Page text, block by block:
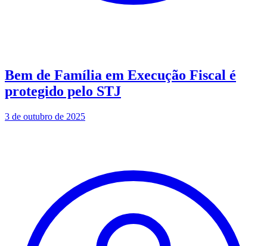
Bem de Família em Execução Fiscal é
protegido pelo STJ
3 de outubro de 2025